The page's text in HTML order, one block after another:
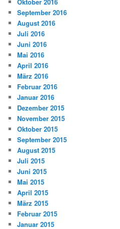
September 2016
August 2016
Juli 2016
Juni 2016
Mai 2016
April 2016
März 2016
Februar 2016
Januar 2016
Dezember 2015
November 2015
Oktober 2015
September 2015
August 2015
Juli 2015
Juni 2015
Mai 2015
April 2015
März 2015
Februar 2015
Januar 2015